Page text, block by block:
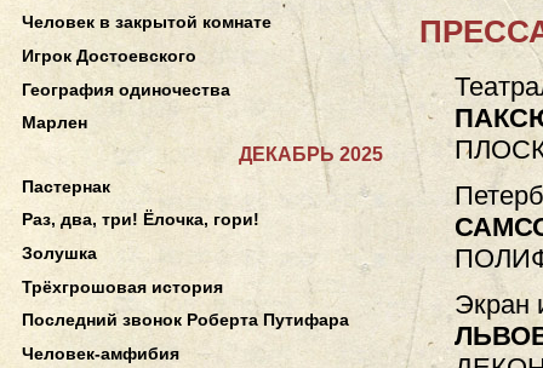
Экран
Человек в закрытой комнате
Игрок Достоевского
География одиночества
Марлен
ДЕКАБРЬ 2025
Пастернак
Раз, два, три! Ёлочка, гори!
Золушка
Трёхгрошовая история
Последний звонок Роберта Путифара
Человек-амфибия